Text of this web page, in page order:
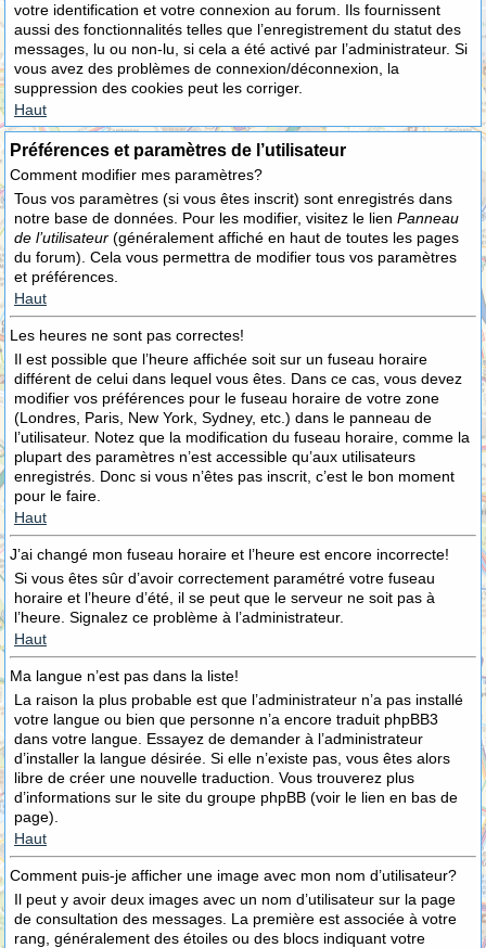
votre identification et votre connexion au forum. Ils fournissent
aussi des fonctionnalités telles que l’enregistrement du statut des
messages, lu ou non-lu, si cela a été activé par l’administrateur. Si
vous avez des problèmes de connexion/déconnexion, la
suppression des cookies peut les corriger.
Haut
Préférences et paramètres de l’utilisateur
Comment modifier mes paramètres?
Tous vos paramètres (si vous êtes inscrit) sont enregistrés dans
notre base de données. Pour les modifier, visitez le lien Panneau
de l’utilisateur (généralement affiché en haut de toutes les pages
du forum). Cela vous permettra de modifier tous vos paramètres
et préférences.
Haut
Les heures ne sont pas correctes!
Il est possible que l’heure affichée soit sur un fuseau horaire
différent de celui dans lequel vous êtes. Dans ce cas, vous devez
modifier vos préférences pour le fuseau horaire de votre zone
(Londres, Paris, New York, Sydney, etc.) dans le panneau de
l’utilisateur. Notez que la modification du fuseau horaire, comme la
plupart des paramètres n’est accessible qu’aux utilisateurs
enregistrés. Donc si vous n’êtes pas inscrit, c’est le bon moment
pour le faire.
Haut
J’ai changé mon fuseau horaire et l’heure est encore incorrecte!
Si vous êtes sûr d’avoir correctement paramétré votre fuseau
horaire et l’heure d’été, il se peut que le serveur ne soit pas à
l’heure. Signalez ce problème à l’administrateur.
Haut
Ma langue n’est pas dans la liste!
La raison la plus probable est que l’administrateur n’a pas installé
votre langue ou bien que personne n’a encore traduit phpBB3
dans votre langue. Essayez de demander à l’administrateur
d’installer la langue désirée. Si elle n’existe pas, vous êtes alors
libre de créer une nouvelle traduction. Vous trouverez plus
d’informations sur le site du groupe phpBB (voir le lien en bas de
page).
Haut
Comment puis-je afficher une image avec mon nom d’utilisateur?
Il peut y avoir deux images avec un nom d’utilisateur sur la page
de consultation des messages. La première est associée à votre
rang, généralement des étoiles ou des blocs indiquant votre